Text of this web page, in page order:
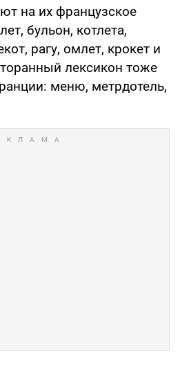
на их французское
бульон, котлета,
рагу, омлет, крокет и
лексикон тоже
меню, метрдотель,